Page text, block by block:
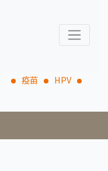
疫苗
HPV